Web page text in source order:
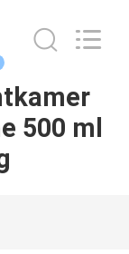
500 ml